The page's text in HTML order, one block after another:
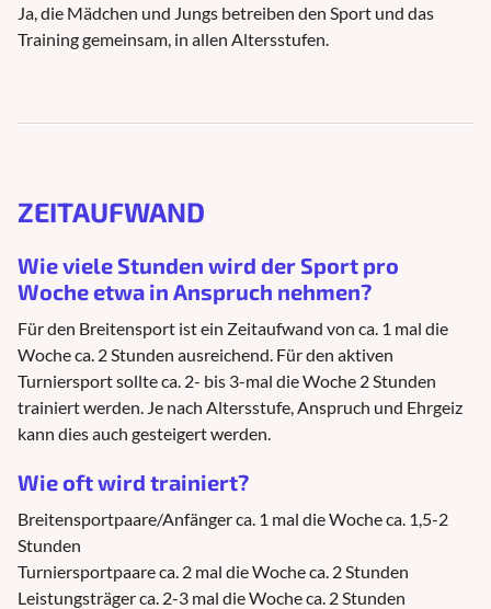
Ja, die Mädchen und Jungs betreiben den Sport und das
Training gemeinsam, in allen Altersstufen.
ZEITAUFWAND
Wie viele Stunden wird der Sport pro
Woche etwa in Anspruch nehmen?
Für den Breitensport ist ein Zeitaufwand von ca. 1 mal die
Woche ca. 2 Stunden ausreichend. Für den aktiven
Turniersport sollte ca. 2- bis 3-mal die Woche 2 Stunden
trainiert werden. Je nach Altersstufe, Anspruch und Ehrgeiz
kann dies auch gesteigert werden.
Wie oft wird trainiert?
Breitensportpaare/Anfänger ca. 1 mal die Woche ca. 1,5-2
Stunden
Turniersportpaare ca. 2 mal die Woche ca. 2 Stunden
Leistungsträger ca. 2-3 mal die Woche ca. 2 Stunden